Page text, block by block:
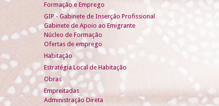
Formação e Emprego
GIP - Gabinete de Inserção Profissional
Gabinete de Apoio ao Emigrante
Núcleo de Formação
Ofertas de emprego
Habitação
Estratégia Local de Habitação
Obras
Empreitadas
Administração Direta